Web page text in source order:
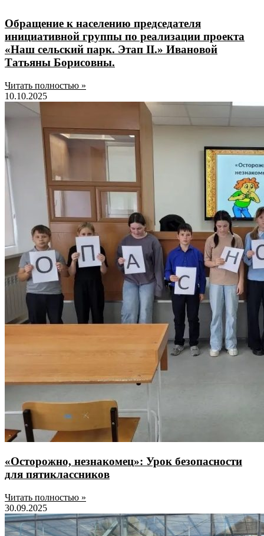
Обращение к населению председателя
инициативной группы по реализации проекта
«Наш сельский парк. Этап II.» Ивановой
Татьяны Борисовны.
Читать полностью »
10.10.2025
«Осторожно, незнакомец»: Урок безопасности
для пятиклассников
Читать полностью »
30.09.2025